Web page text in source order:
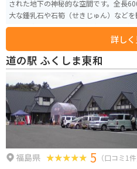
された地下の神秘的な空間です。全長
大な鍾乳石や石筍（せきじゅん）など
さとも称されています。洞内は年間を
夏は涼しく冬は暖かい自然のクーラー
なす幻想的な景観や、自然が創り出し
産も売っています。近くに星を観察す
れるのがオススメです。 ■ 入場料 大人 (高校生以上) 1,200円 中人 (中学生) 8
00円 小人 (小学生) 600円
詳し
道の駅 ふくしま東和
福島県 5 （口コミ1件